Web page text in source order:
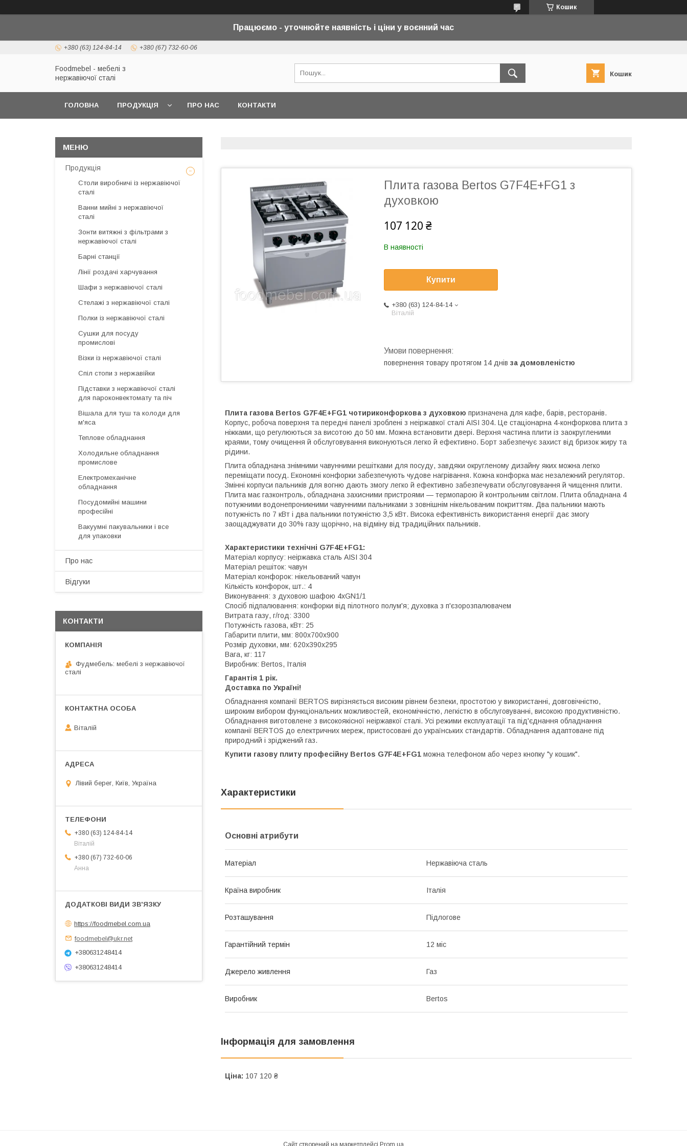
Кошик
Працюємо - уточнюйте наявність і ціни у воєнний час
+380 (63) 124-84-14 +380 (67) 732-60-06
Foodmebel - мебелі з
нержавіючої сталі
Кошик
ГОЛОВНА ПРОДУКЦІЯ ПРО НАС КОНТАКТИ
Плита газова Bertos G7F4E+FG1 з
духовкою
107 120 ₴
В наявності
Купити
+380 (63) 124-84-14
Віталій
повернення товару протягом 14 днів за домовленістю
Плита газова Bertos G7F4E+FG1 чотириконфоркова з духовкою призначена для кафе, барів, ресторанів.
Корпус, робоча поверхня та передні панелі зроблені з неіржавкої сталі AISI 304. Це стаціонарна 4-конфоркова плита з
ніжками, що регулюються за висотою до 50 мм. Можна встановити двері. Верхня частина плити із заокругленими
краями, тому очищення й обслуговування виконуються легко й ефективно. Борт забезпечує захист від бризок жиру та
рідини.
Плита обладнана знімними чавунними решітками для посуду, завдяки округленому дизайну яких можна легко
переміщати посуд. Економні конфорки забезпечують чудове нагрівання. Кожна конфорка має незалежний регулятор.
Змінні корпуси пальників для вогню дають змогу легко й ефективно забезпечувати обслуговування й чищення плити.
Плита має газконтроль, обладнана захисними пристроями — термопарою й контрольним світлом. Плита обладнана 4
потужними водонепроникними чавунними пальниками з зовнішнім нікельованим покриттям. Два пальники мають
потужність по 7 кВт і два пальники потужністю 3,5 кВт. Висока ефективність використання енергії дає змогу
заощаджувати до 30% газу щорічно, на відміну від традиційних пальників.
Характеристики технічні G7F4E+FG1:
Матеріал корпусу: неіржавка сталь AISI 304
Матеріал решіток: чавун
Матеріал конфорок: нікельований чавун
Кількість конфорок, шт.: 4
Виконування: з духовою шафою 4хGN1/1
Спосіб підпалювання: конфорки від пілотного полум'я; духовка з п'єзорозпалювачем
Витрата газу, г/год: 3300
Потужність газова, кВт: 25
Габарити плити, мм: 800х700х900
Розмір духовки, мм: 620х390х295
Вага, кг: 117
Виробник: Bertos, Італія
Гарантія 1 рік.
Доставка по Україні!
Обладнання компанії BERTOS вирізняється високим рівнем безпеки, простотою у використанні, довговічністю,
широким вибором функціональних можливостей, економічністю, легкістю в обслуговуванні, високою продуктивністю.
Обладнання виготовлене з високоякісної неіржавкої сталі. Усі режими експлуатації та під'єднання обладнання
компанії BERTOS до електричних мереж, пристосовані до українських стандартів. Обладнання адаптоване під
природний і зріджений газ.
Купити газову плиту професійну Bertos G7F4E+FG1 можна телефоном або через кнопку "у кошик".
Характеристики
Основні атрибути
Матеріал Нержавіюча сталь
Країна виробник Італія
Розташування Підлогове
Гарантійний термін 12 міс
Джерело живлення Газ
Виробник Bertos
Інформація для замовлення
Ціна: 107 120 ₴
Продукція
Столи виробничі із нержавіючої
сталі
Ванни мийні з нержавіючої
сталі
Зонти витяжні з фільтрами з
нержавіючої сталі
Барні станції
Лінії роздачі харчування
Шафи з нержавіючої сталі
Стелажі з нержавіючої сталі
Полки із нержавіючої сталі
Сушки для посуду
промислові
Візки із нержавіючої сталі
Спіл стопи з нержавійки
Підставки з нержавіючої сталі
для пароконвектомату та піч
Вішала для туш та колоди для
м'яса
Теплове обладнання
Холодильне обладнання
промислове
Електромеханічне
обладнання
Посудомийні машини
професійні
Вакуумні пакувальники і все
для упаковки
Про нас
Відгуки
КОНТАКТИ
Фудмебель: мебелі з нержавіючої
сталі
Віталій
Лівий берег, Київ, Україна
+380 (63) 124-84-14
Віталій
+380 (67) 732-60-06
Анна
https://foodmebel.com.ua
foodmebel@ukr.net
+380631248414
+380631248414
Сайт створений на маркетплейсі Prom.ua